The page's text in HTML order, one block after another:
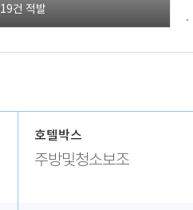
19건 적발
호텔박스
주방및청소보조